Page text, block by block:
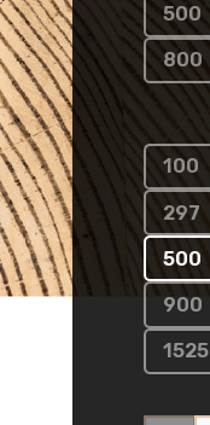
500
800
100
297
500
900
1525